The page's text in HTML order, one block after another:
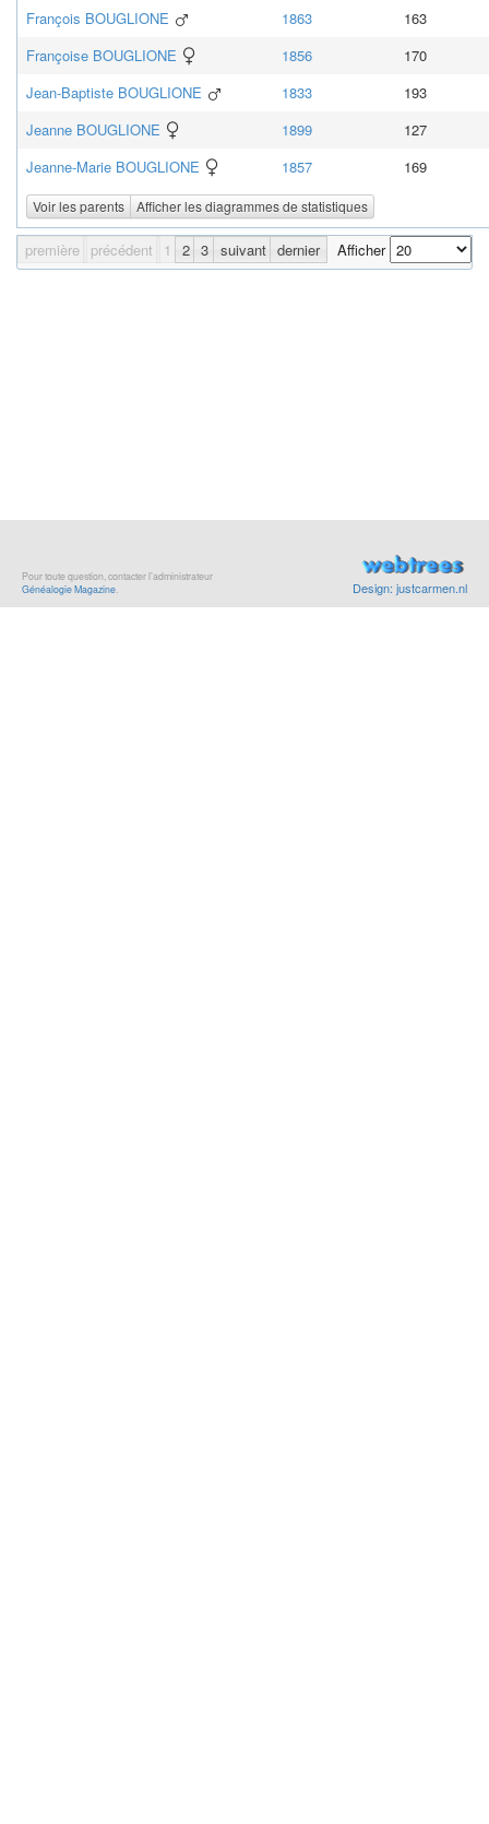
Voir les parents Afficher les diagrammes de statistiques
François BOUGLIONE 1863
163
Françoise BOUGLIONE 1856
170
Jean-Baptiste BOUGLIONE 1833
193
Jeanne BOUGLIONE 1899
127
Jeanne-Marie BOUGLIONE 1857 169
première précédent 1 2 3 suivant dernier Afficher
Pour toute question, contacter l’administrateur
Généalogie Magazine. Design: justcarmen.nl